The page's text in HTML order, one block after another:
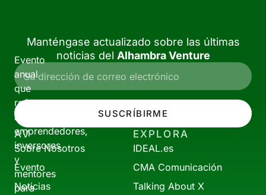
Evento
anual
que
reúne
a
emprendedores,
inversores
y
mentores
para
Manténgase actualizado sobre las últimas
noticias del Alhambra Venture
SUSCRÍBIRME
AV
Sobre Nosotros
Evento
Noticias
EXPLORA
IDEAL.es
CMA Comunicación
Talking About X